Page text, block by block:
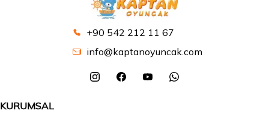
+90 542 212 11 67
info@kaptanoyuncak.com
KURUMSAL